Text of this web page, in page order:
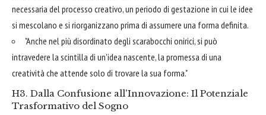
necessaria del processo creativo, un periodo di gestazione in cui le idee
si mescolano e si riorganizzano prima di assumere una forma definita.
"Anche nel più disordinato degli scarabocchi onirici, si può
intravedere la scintilla di un'idea nascente, la promessa di una
creatività che attende solo di trovare la sua forma."
H3. Dalla Confusione all'Innovazione: Il Potenziale
Trasformativo del Sogno